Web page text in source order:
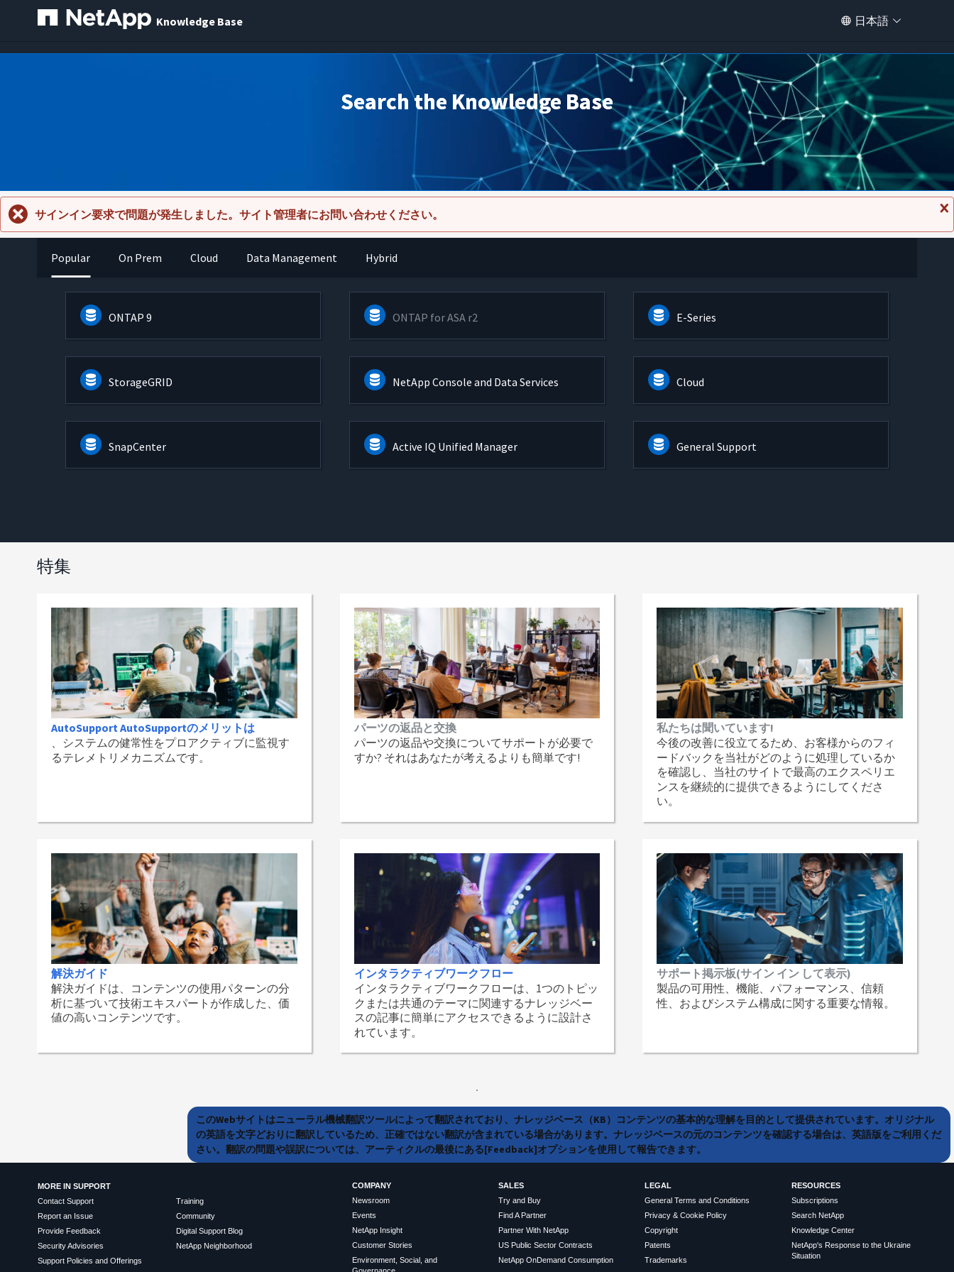
Knowledge Base 日本語
Search the Knowledge Base
メ
ッ
サインイン要求で問題が発生しました。サイト管理者にお問い合わせください。
Popular On Prem Cloud Data Management Hybrid
ONTAP 9 ONTAP for ASA r2 E-Series
StorageGRID NetApp Console and Data Services Cloud
SnapCenter Active IQ Unified Manager General Support
特集
AutoSupport AutoSupportのメリットは
、システムの健常性をプロアクティブに監視す
るテレメトリメカニズムです。
パーツの返品と交換
パーツの返品や交換についてサポートが必要で
すか? それはあなたが考えるよりも簡単です!
私たちは聞いています!
今後の改善に役立てるため、お客様からのフィ
ードバックを当社がどのように処理しているか
を確認し、当社のサイトで最高のエクスペリエ
ンスを継続的に提供できるようにしてくださ
い。
解決ガイド
解決ガイドは、コンテンツの使用パターンの分
析に基づいて技術エキスパートが作成した、価
値の高いコンテンツです。
インタラクティブワークフロー
インタラクティブワークフローは、1つのトピッ
クまたは共通のテーマに関連するナレッジベー
スの記事に簡単にアクセスできるように設計さ
れています。
サポート掲示板(サイン イン して表示)
製品の可用性、機能、パフォーマンス、信頼
性、およびシステム構成に関する重要な情報。
このWebサイトはニューラル機械翻訳ツールによって翻訳されており、ナレッジベース（KB）コンテンツの基本的な理解を目的として提供されています。オリジナル
の英語を文字どおりに翻訳しているため、正確ではない翻訳が含まれている場合があります。ナレッジベースの元のコンテンツを確認する場合は、英語版をご利用くだ
さい。翻訳の問題や誤訳については、アーティクルの最後にある[Feedback]オプションを使用して報告できます。
MORE IN SUPPORT
Contact Support
Report an Issue
Provide Feedback
Security Advisories
Support Policies and Offerings
Training
Community
Digital Support Blog
NetApp Neighborhood
COMPANY
Newsroom
Events
NetApp Insight
Customer Stories
Environment, Social, and
SALES
Try and Buy
Find A Partner
Partner With NetApp
US Public Sector Contracts
NetApp OnDemand Consumption
LEGAL
General Terms and Conditions
Privacy & Cookie Policy
Copyright
Patents
Trademarks
RESOURCES
Subscriptions
Search NetApp
Knowledge Center
NetApp's Response to the Ukraine
Situation